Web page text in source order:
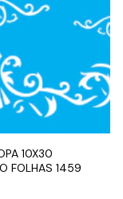
10X30
FOLHAS 1459